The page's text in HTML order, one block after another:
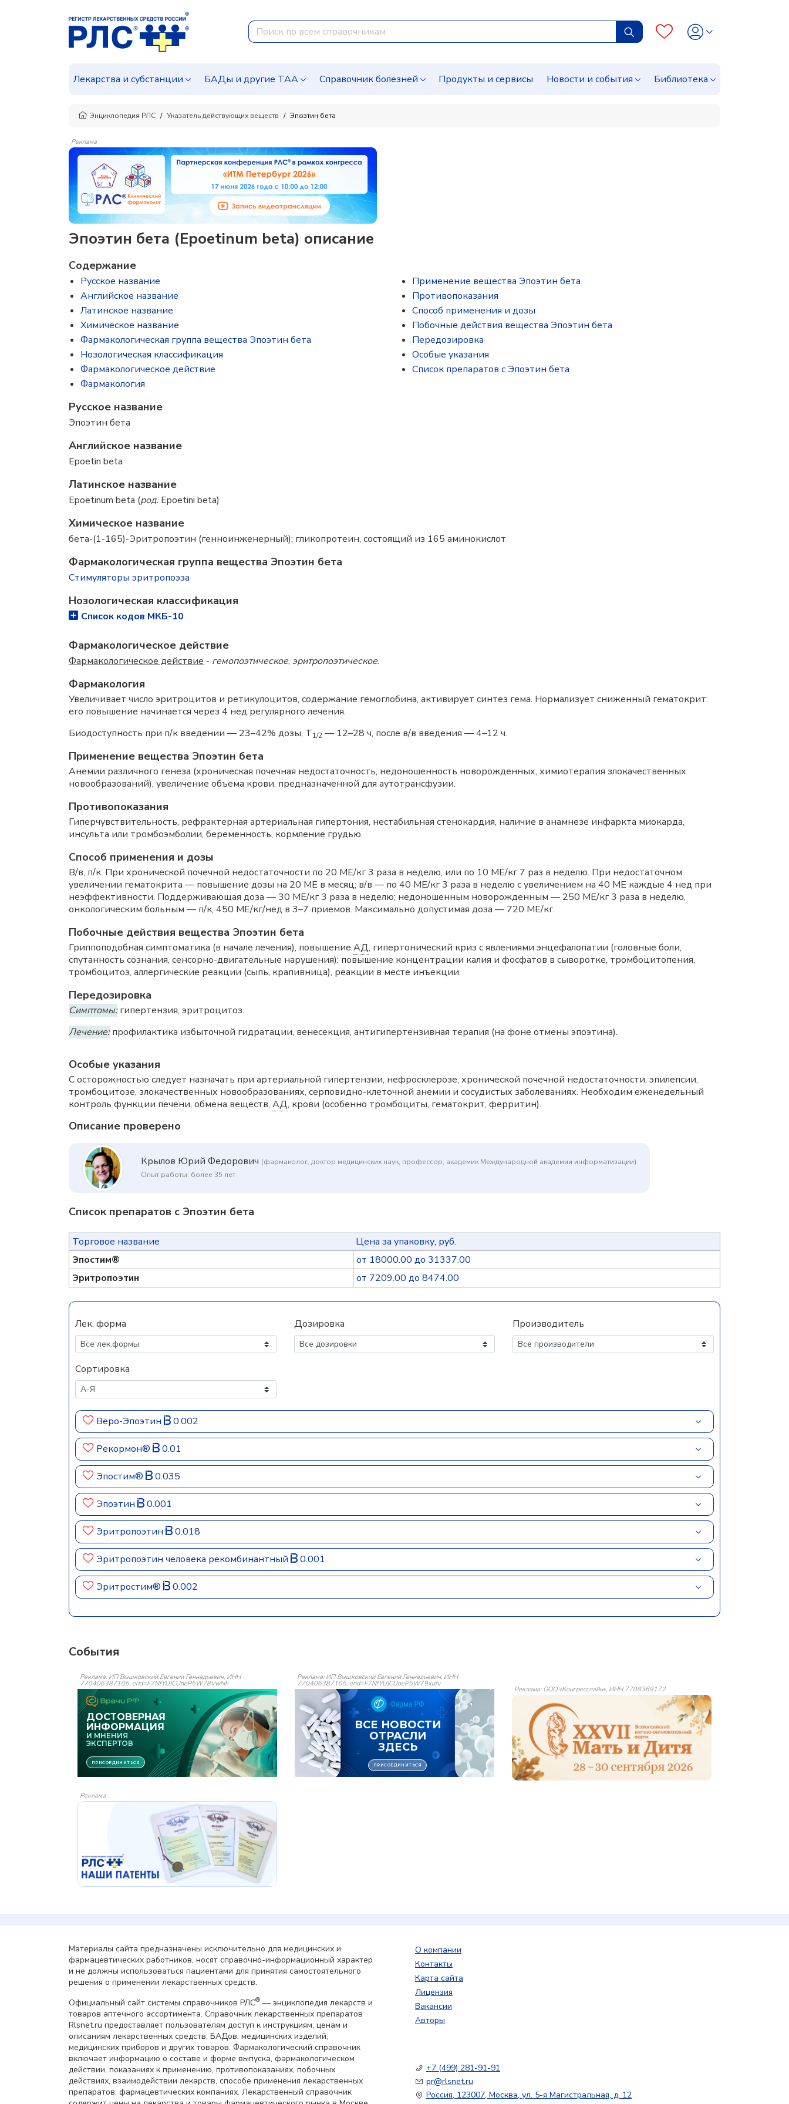
Лекарства и субстанции БАДы и другие ТАА Справочник болезней Продукты и сервисы Новости и события Библиотека
Энциклопедия РЛС Указатель действующих веществ Эпоэтин бета
Реклама
Эпоэтин бета (Epoetinum beta) описание
Содержание
Русское название
Английское название
Латинское название
Химическое название
Фармакологическая группа вещества Эпоэтин бета
Нозологическая классификация
Фармакологическое действие
Фармакология
Применение вещества Эпоэтин бета
Противопоказания
Способ применения и дозы
Побочные действия вещества Эпоэтин бета
Передозировка
Особые указания
Список препаратов с Эпоэтин бета
Русское название
Эпоэтин бета
Английское название
Epoetin beta
Латинское название
Epoetinum beta (род. Epoetini beta)
Химическое название
бета-(1-165)-Эритропоэтин (генноинженерный); гликопротеин, состоящий из 165 аминокислот
Фармакологическая группа вещества Эпоэтин бета
Стимуляторы эритропоэза
Нозологическая классификация
Список кодов МКБ-10
Фармакологическое действие
Фармакологическое действие - гемопоэтическое, эритропоэтическое.
Фармакология
Увеличивает число эритроцитов и ретикулоцитов, содержание гемоглобина, активирует синтез гема. Нормализует сниженный гематокрит:
его повышение начинается через 4 нед регулярного лечения.
Биодоступность при п/к введении — 23–42% дозы, Т1/2 — 12–28 ч, после в/в введения — 4–12 ч.
Применение вещества Эпоэтин бета
Анемии различного генеза (хроническая почечная недостаточность, недоношенность новорожденных, химиотерапия злокачественных
новообразований), увеличение объема крови, предназначенной для аутотрансфузии.
Противопоказания
Гиперчувствительность, рефрактерная артериальная гипертония, нестабильная стенокардия, наличие в анамнезе инфаркта миокарда,
инсульта или тромбоэмболии, беременность, кормление грудью.
Способ применения и дозы
В/в, п/к. При хронической почечной недостаточности по 20 МЕ/кг 3 раза в неделю, или по 10 МЕ/кг 7 раз в неделю. При недостаточном
увеличении гематокрита — повышение дозы на 20 МЕ в месяц; в/в — по 40 МЕ/кг 3 раза в неделю с увеличением на 40 МЕ каждые 4 нед при
неэффективности. Поддерживающая доза — 30 МЕ/кг 3 раза в неделю; недоношенным новорожденным — 250 МЕ/кг 3 раза в неделю,
онкологическим больным — п/к, 450 МЕ/кг/нед в 3–7 приемов. Максимально допустимая доза — 720 МЕ/кг.
Побочные действия вещества Эпоэтин бета
Гриппоподобная симптоматика (в начале лечения), повышение АД, гипертонический криз с явлениями энцефалопатии (головные боли,
спутанность сознания, сенсорно-двигательные нарушения); повышение концентрации калия и фосфатов в сыворотке, тромбоцитопения,
тромбоцитоз, аллергические реакции (сыпь, крапивница), реакции в месте инъекции.
Передозировка
Симптомы:гипертензия, эритроцитоз.
Лечение:профилактика избыточной гидратации, венесекция, антигипертензивная терапия (на фоне отмены эпоэтина).
Особые указания
С осторожностью следует назначать при артериальной гипертензии, нефросклерозе, хронической почечной недостаточности, эпилепсии,
тромбоцитозе, злокачественных новообразованиях, серповидно-клеточной анемии и сосудистых заболеваниях. Необходим еженедельный
контроль функции печени, обмена веществ, АД, крови (особенно тромбоциты, гематокрит, ферритин).
Описание проверено
Крылов Юрий Федорович (фармаколог, доктор медицинских наук, профессор, академик Международной академии информатизации)
Опыт работы: более 35 лет
Список препаратов с Эпоэтин бета
Торговое название
Цена за упаковку, руб.
Эпостим®
от 18000.00 до 31337.00
Эритропоэтин
от 7209.00 до 8474.00
Лек. форма Дозировка Производитель
Сортировка
Веро-Эпоэтин 0.002
Рекормон® 0.01
Эпостим® 0.035
Эпоэтин 0.001
Эритропоэтин 0.018
Эритропоэтин человека рекомбинантный 0.001
Эритростим® 0.002
События
Реклама: ИП Вышковский Евгений Геннадьевич, ИНН
770406387105, erid=F7NfYUJCUneP5W78VwNF
Реклама: ИП Вышковский Евгений Геннадьевич, ИНН
770406387105, erid=F7NfYUJCUneP5W79xufv
Реклама: ООО «Конгресслайн», ИНН 7708369172
Реклама
Материалы сайта предназначены исключительно для медицинских и
фармацевтических работников, носят справочно-информационный характер
и не должны использоваться пациентами для принятия самостоятельного
решения о применении лекарственных средств.
Официальный сайт системы справочников РЛС® — энциклопедия лекарств и
товаров аптечного ассортимента. Справочник лекарственных препаратов
Rlsnet.ru предоставляет пользователям доступ к инструкциям, ценам и
описаниям лекарственных средств, БАДов, медицинских изделий,
медицинских приборов и других товаров. Фармакологический справочник
включает информацию о составе и форме выпуска, фармакологическом
действии, показаниях к применению, противопоказаниях, побочных
действиях, взаимодействии лекарств, способе применения лекарственных
препаратов, фармацевтических компаниях. Лекарственный справочник
О компании
Контакты
Карта сайта
Лицензия
Вакансии
Авторы
+7 (499) 281-91-91
pr@rlsnet.ru
Россия, 123007, Москва, ул. 5-я Магистральная, д. 12